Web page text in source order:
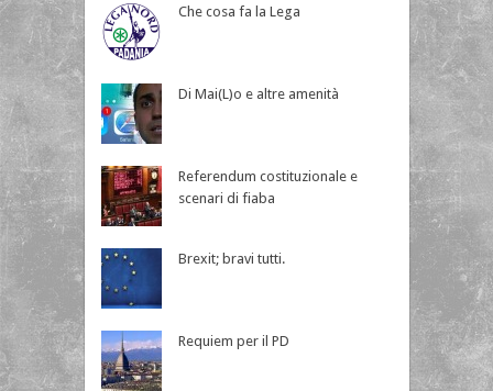
Che cosa fa la Lega
Di Mai(L)o e altre amenità
Referendum costituzionale e
scenari di fiaba
Brexit; bravi tutti.
Requiem per il PD